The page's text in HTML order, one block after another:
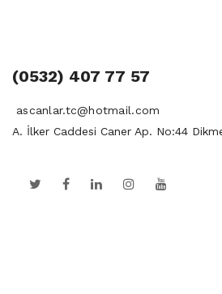
(0532) 407 77 57
ascanlar.tc@hotmail.com
A. İlker Caddesi Caner Ap. No:44